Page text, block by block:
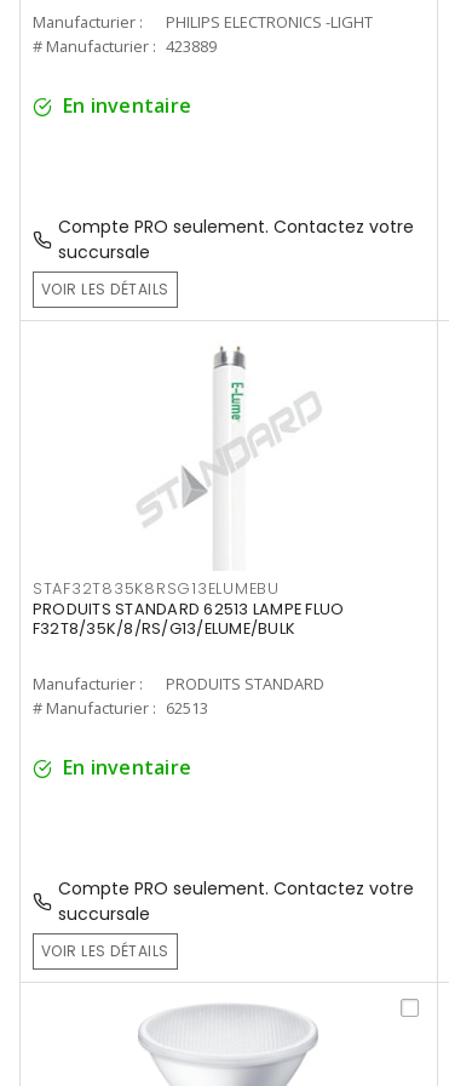
Manufacturier :
PHILIPS ELECTRONICS -LIGHT
# Manufacturier : 423889
En inventaire
Compte PRO seulement. Contactez votre
succursale
VOIR LES DÉTAILS
STAF32T835K8RSG13ELUMEBU
PRODUITS STANDARD 62513 LAMPE FLUO
F32T8/35K/8/RS/G13/ELUME/BULK
Manufacturier :
PRODUITS STANDARD
# Manufacturier : 62513
En inventaire
Compte PRO seulement. Contactez votre
succursale
VOIR LES DÉTAILS